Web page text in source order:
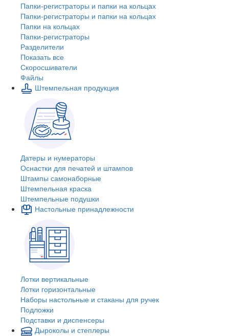
Папки-регистраторы и папки на кольцах
Папки-регистраторы и папки на кольцах
Папки на кольцах
Папки-регистраторы
Разделители
Показать все
Скоросшиватели
Файлы
Штемпельная продукция
Датеры и нумераторы
Оснастки для печатей и штампов
Штампы самонаборные
Штемпельная краска
Штемпельные подушки
Настольные принадлежности
Лотки вертикальные
Лотки горизонтальные
Наборы настольные и стаканы для ручек
Подложки
Подставки и диспенсеры
Дыроколы и степлеры